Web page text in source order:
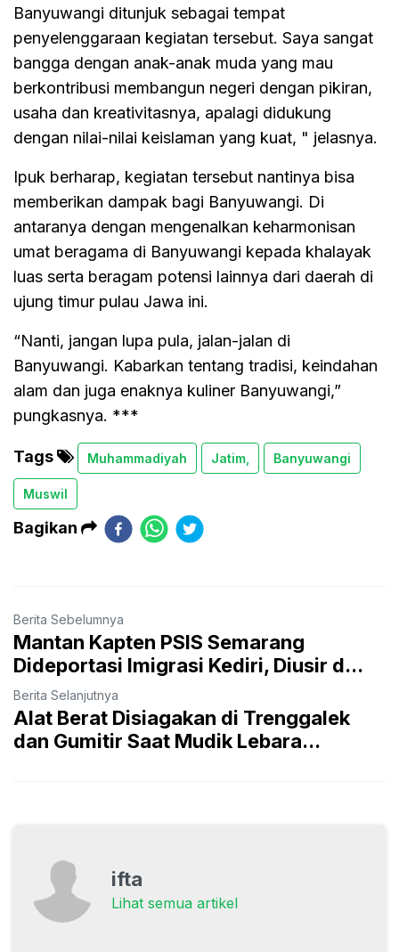
Banyuwangi ditunjuk sebagai tempat
penyelenggaraan kegiatan tersebut. Saya sangat
bangga dengan anak-anak muda yang mau
berkontribusi membangun negeri dengan pikiran,
usaha dan kreativitasnya, apalagi didukung
dengan nilai-nilai keislaman yang kuat, " jelasnya.
Ipuk berharap, kegiatan tersebut nantinya bisa
memberikan dampak bagi Banyuwangi. Di
antaranya dengan mengenalkan keharmonisan
umat beragama di Banyuwangi kepada khalayak
luas serta beragam potensi lainnya dari daerah di
ujung timur pulau Jawa ini.
“Nanti, jangan lupa pula, jalan-jalan di
Banyuwangi. Kabarkan tentang tradisi, keindahan
alam dan juga enaknya kuliner Banyuwangi,”
pungkasnya. ***
Tags Muhammadiyah Jatim, Banyuwangi
Muswil
Bagikan
Berita Sebelumnya
Mantan Kapten PSIS Semarang
Dideportasi Imigrasi Kediri, Diusir d...
Berita Selanjutnya
Alat Berat Disiagakan di Trenggalek
dan Gumitir Saat Mudik Lebara...
ifta
Lihat semua artikel